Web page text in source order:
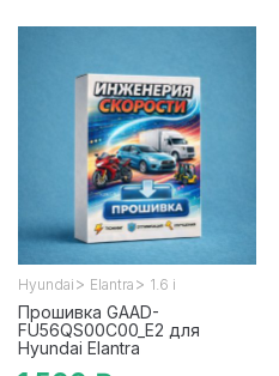
Hyundai > Elantra > 1.6 i
Прошивка GAAD-
FU56QS00C00_E2 для
Hyundai Elantra